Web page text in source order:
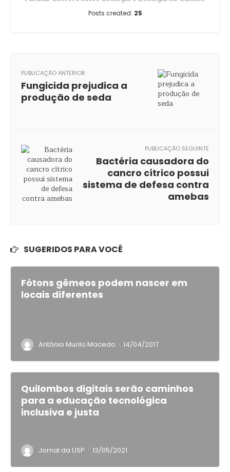
Posts created: 25
PUBLICAÇÃO ANTERIOR
Fungicida prejudica a
produção de seda
PUBLICAÇÃO SEGUINTE
Bactéria causadora do
cancro cítrico possui
sistema de defesa contra
amebas
SUGERIDOS PARA VOCÊ
Fótons gêmeos podem nascer em
locais diferentes
Antônio Murilo Macedo · 14/04/2017
Quilombos digitais serão caminhos
para a educação tecnológica
inclusiva e justa
Jornal da USP · 13/05/2021